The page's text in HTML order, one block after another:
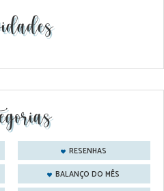
RESENHAS
BALANÇO DO MÊS